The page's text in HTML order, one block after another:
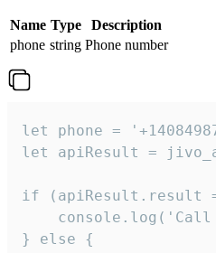
Name Type
Description
phone string Phone number
let phone =
let apiResult =
if (apiResult.result
} else {